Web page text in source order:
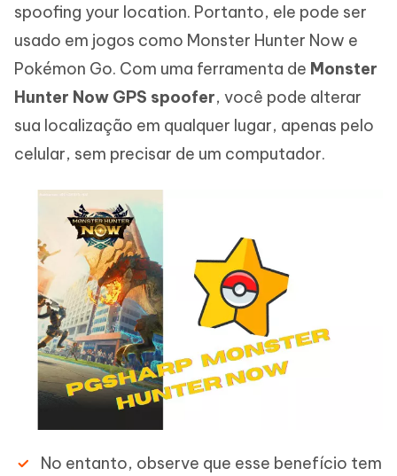
spoofing your location. Portanto, ele pode ser
usado em jogos como Monster Hunter Now e
Pokémon Go. Com uma ferramenta de Monster
Hunter Now GPS spoofer, você pode alterar
sua localização em qualquer lugar, apenas pelo
celular, sem precisar de um computador.
No entanto, observe que esse benefício tem